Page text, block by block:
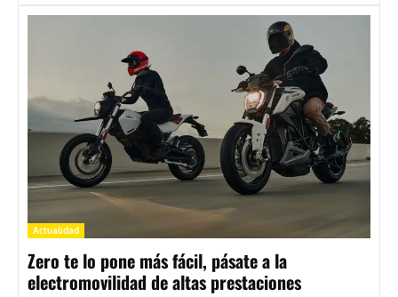
Actualidad
Zero te lo pone más fácil, pásate a la
electromovilidad de altas prestaciones